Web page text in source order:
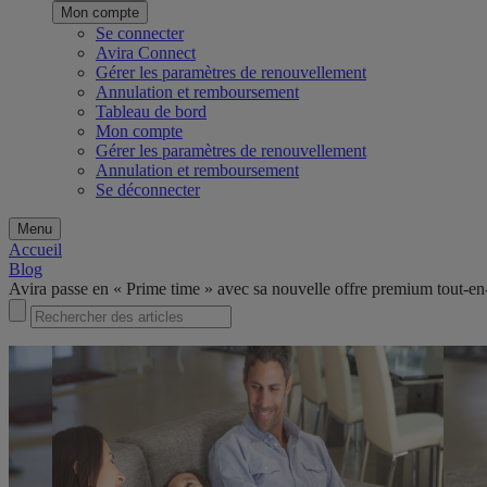
Mon compte
Se connecter
Avira Connect
Gérer les paramètres de renouvellement
Annulation et remboursement
Tableau de bord
Mon compte
Gérer les paramètres de renouvellement
Annulation et remboursement
Se déconnecter
Menu
Accueil
Blog
Avira passe en « Prime time » avec sa nouvelle offre premium tout-